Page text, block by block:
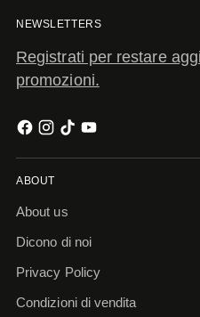
NEWSLETTERS
Registrati per restare
promozioni.
ABOUT
About us
Dicono di noi
Privacy Policy
Condizioni di vendita